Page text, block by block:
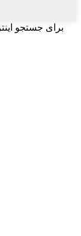
برای جستجو